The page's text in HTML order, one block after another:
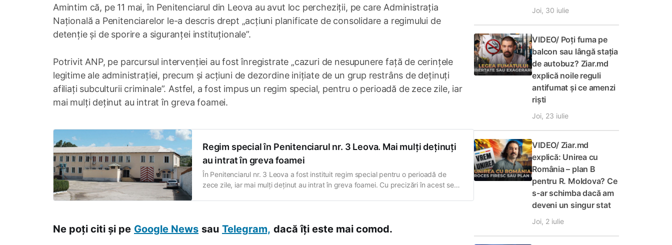
Amintim că, pe 11 mai, în Penitenciarul din Leova au avut loc percheziții, pe care Administrația
Națională a Penitenciarelor le-a descris drept „acțiuni planificate de consolidare a regimului de
detenție și de sporire a siguranței instituționale”.
Potrivit ANP, pe parcursul intervenției au fost înregistrate „cazuri de nesupunere față de cerințele
legitime ale administrației, precum și acțiuni de dezordine inițiate de un grup restrâns de deținuți
afiliați subculturii criminale”. Astfel, a fost impus un regim special, pentru o perioadă de zece zile, iar
mai mulți deținut au intrat în greva foamei.
Regim special în Penitenciarul nr. 3 Leova. Mai mulți deținuți
au intrat în greva foamei
În Penitenciarul nr. 3 Leova a fost instituit regim special pentru o perioadă de
zece zile, iar mai mulți deținut au intrat în greva foamei. Cu precizări în acest sens
Ne poți citi și pe Google News sau Telegram, dacă îți este mai comod.
Joi, 30 iulie
VIDEO/ Poți fuma pe
balcon sau lângă stația
de autobuz? Ziar.md
explică noile reguli
antifumat și ce amenzi
riști
Joi, 23 iulie
VIDEO/ Ziar.md
explică: Unirea cu
România – plan B
pentru R. Moldova? Ce
s-ar schimba dacă am
deveni un singur stat
Joi, 2 iulie